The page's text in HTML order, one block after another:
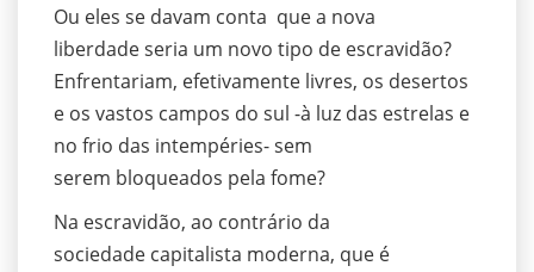
Ou eles se davam conta que a nova
liberdade seria um novo tipo de escravidão?
Enfrentariam, efetivamente livres, os desertos
e os vastos campos do sul -à luz das estrelas e
no frio das intempéries- sem
serem bloqueados pela fome?
Na escravidão, ao contrário da
sociedade capitalista moderna, que é